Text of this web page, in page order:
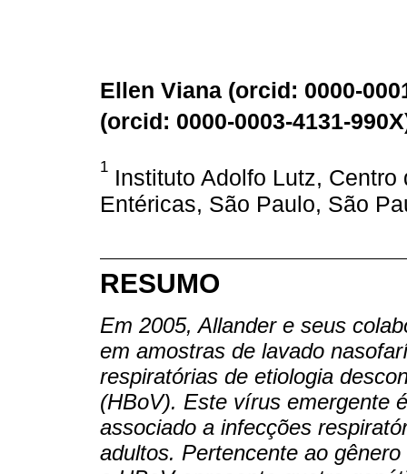
Ellen Viana (orcid: 0000-
(orcid: 0000-0003-4131-990X
1 Instituto Adolfo Lutz,
Entéricas, São Paulo, São
RESUMO
Em 2005, Allander e seus
em amostras de lavado
respiratórias de etiologia
(HBoV). Este vírus emergente
associado a infecções
adultos. Pertencente ao